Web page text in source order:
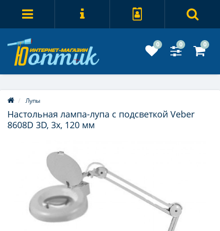
0 0 0
Лупы
Настольная лампа-лупа с подсветкой Veber
8608D 3D, 3x, 120 мм